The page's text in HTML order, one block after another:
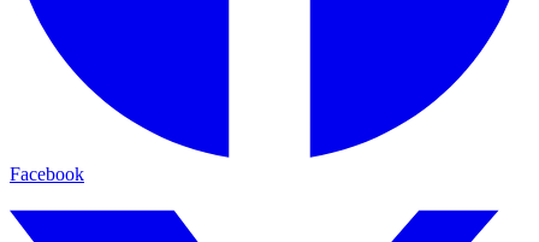
Facebook